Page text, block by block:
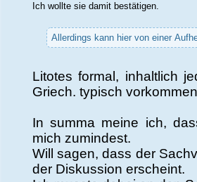
Ich wollte sie damit bestätigen.
Allerdings kann hier von einer
Litotes formal, inhaltlich
Griech. typisch
In summa meine ich,
mich zumindest.
Will sagen, dass der
der Diskussion erscheint.